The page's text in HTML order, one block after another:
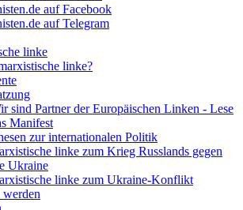
auf Facebook
auf Telegram
linke
linke?
sind Partner der Europäischen Linken - Lese
Manifest
zur internationalen Politik
linke zum Krieg Russlands gegen
Ukraine
linke zum Ukraine-Konflikt